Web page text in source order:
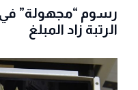
رسوم “مجهولة” في
الرتبة زاد المبلغ